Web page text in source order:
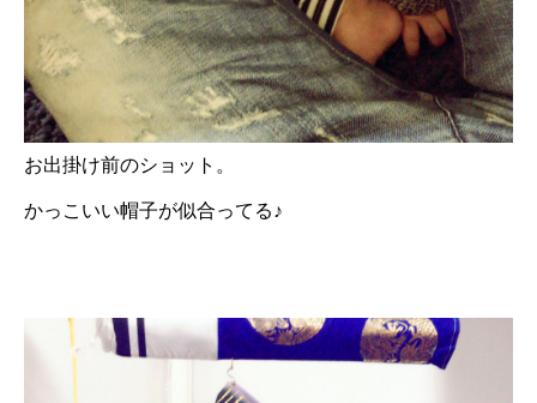
お出掛け前のショット。
かっこいい帽子が似合ってる♪